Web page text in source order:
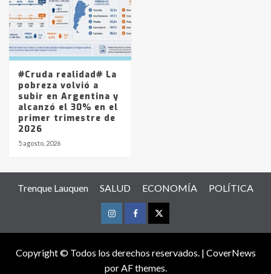
#Cruda realidad# La
pobreza volvió a
subir en Argentina y
alcanzó el 30% en el
primer trimestre de
2026
5 agosto, 2026
Trenque Lauquen SALUD ECONOMÍA POLÍTICA
InstagramFacebookTwitter
Copyright © Todos los derechos reservados. | CoverNews
por AF themes.